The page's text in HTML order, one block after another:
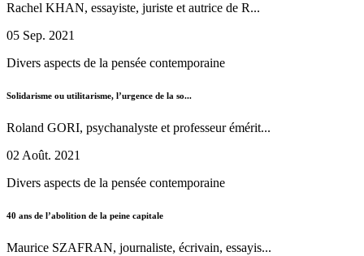
Rachel KHAN, essayiste, juriste et autrice de R...
05 Sep. 2021
Divers aspects de la pensée contemporaine
Solidarisme ou utilitarisme, l’urgence de la so...
Roland GORI, psychanalyste et professeur émérit...
02 Août. 2021
Divers aspects de la pensée contemporaine
40 ans de l’abolition de la peine capitale
Maurice SZAFRAN, journaliste, écrivain, essayis...